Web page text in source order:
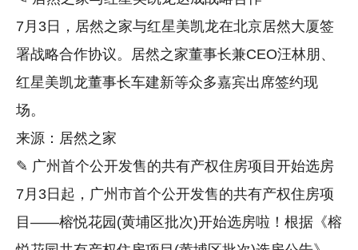
7月3日，居然之家与红星美凯龙在北京居然大厦签
署战略合作协议。居然之家董事长兼CEO汪林朋、
红星美凯龙董事长车建新等众多嘉宾出席签约现
场。
来源：居然之家
✎ 广州首个公开发售的共有产权住房项目开始选房
7月3日起，广州市首个公开发售的共有产权住房项
目——榕悦花园(黄埔区批次)开始选房啦！根据《榕